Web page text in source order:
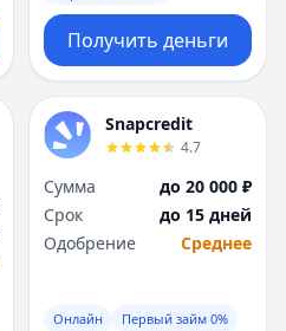
Получить деньги
Snapcredit
4.7
Сумма
до 20 000 ₽
Срок
до 15 дней
Одобрение
Среднее
Онлайн Первый займ 0%